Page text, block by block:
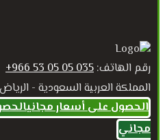
رقم الهاتف: 035 05 05 53 966+
المملكة العربية السعودية - الرياض
الحصول على أسعار مجاني
مجاني